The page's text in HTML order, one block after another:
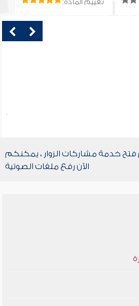
تقييم المادة:
فتح خدمة مشاركات الزوار ، يمكنكم
الآن رفع ملفات الصوتية